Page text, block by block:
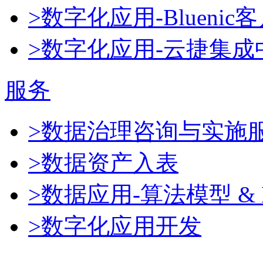
>数字化应用-Bluenic
>数字化应用-云捷集成
服务
>数据治理咨询与实施
>数据资产入表
>数据应用-算法模型 &
>数字化应用开发